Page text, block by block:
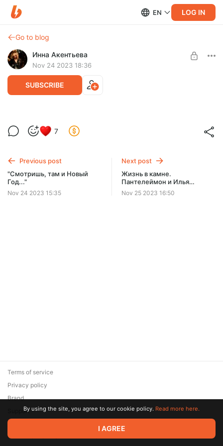
EN LOG IN
Go to blog
Инна Акентьева
Nov 24 2023 18:36
SUBSCRIBE
Жизнь в камне. Н.Султанов, А.Латков,
Л.Кекушев
русский, изысканный модерн, простоватая эклектика. Без
Сергиева Посада опять не обойдется!
UNLOCK POST
7
Previous post
"Смотришь, там и Новый
Год..."
Nov 24 2023 15:35
Next post
Жизнь в камне.
Пантелеймон и Илья
Голосовы. Ле Корбюзье
Nov 25 2023 16:50
© 2026 Zaya Solutions Limited. All rights reserved. All trademarks
are the property of their respective owners.
Terms of service
Privacy policy
Brand
SupportBy using the site, you agree to our cookie policy. Read more here.
I AGREE